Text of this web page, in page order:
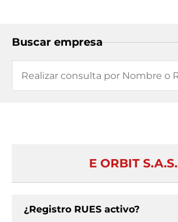
Buscar empresa
E ORBIT S.A.S.
¿Registro RUES activo?